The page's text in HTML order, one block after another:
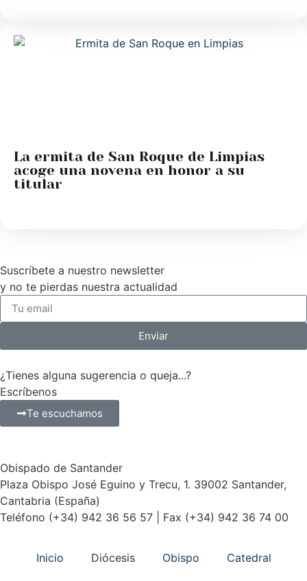
La ermita de San Roque de Limpias
acoge una novena en honor a su
titular
Suscríbete a nuestro newsletter
y no te pierdas nuestra actualidad
Enviar
¿Tienes alguna sugerencia o queja...?
Escríbenos
Te escuchamos
Obispado de Santander
Plaza Obispo José Eguino y Trecu, 1. 39002 Santander,
Cantabria (España)
Teléfono (+34) 942 36 56 57 | Fax (+34) 942 36 74 00
Inicio Diócesis Obispo Catedral